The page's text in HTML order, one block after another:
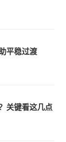
平稳过渡
关键看这几点